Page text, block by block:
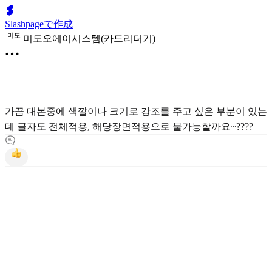
Slashpageで作成
미 도 미도오에이시스템(카드리더기)
가끔 대본중에 색깔이나 크기로 강조를 주고 싶은 부분이 있는
데 글자도 전체적용, 해당장면적용으로 불가능할까요~????